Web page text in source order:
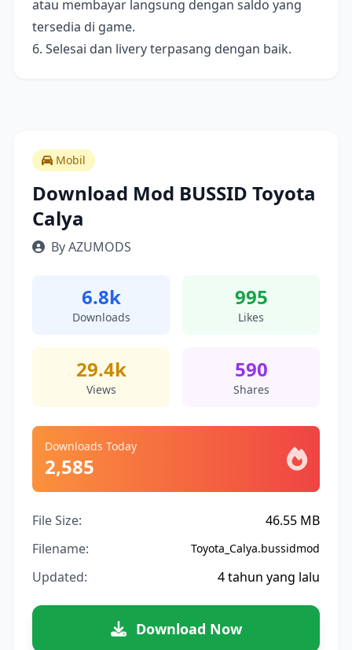
atau membayar langsung dengan saldo yang
tersedia di game.
6. Selesai dan livery terpasang dengan baik.
Mobil
Download Mod BUSSID Toyota
Calya
By AZUMODS
6.8k
Downloads
995
Likes
29.4k
Views
590
Shares
Downloads Today
2,585
File Size:
46.55 MB
Filename:
Toyota_Calya.bussidmod
Updated: 4 tahun yang lalu
Download Now